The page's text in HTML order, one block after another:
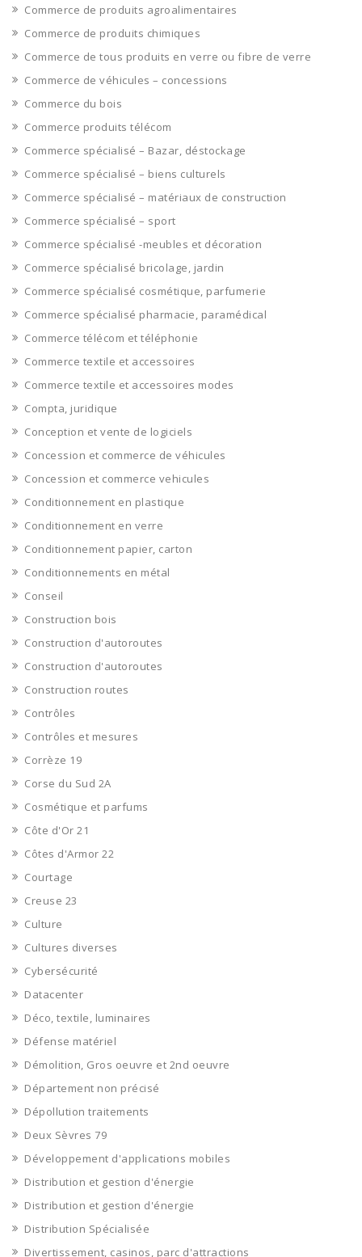
Commerce de produits agroalimentaires
Commerce de produits chimiques
Commerce de tous produits en verre ou fibre de verre
Commerce de véhicules – concessions
Commerce du bois
Commerce produits télécom
Commerce spécialisé – Bazar, déstockage
Commerce spécialisé – biens culturels
Commerce spécialisé – matériaux de construction
Commerce spécialisé – sport
Commerce spécialisé -meubles et décoration
Commerce spécialisé bricolage, jardin
Commerce spécialisé cosmétique, parfumerie
Commerce spécialisé pharmacie, paramédical
Commerce télécom et téléphonie
Commerce textile et accessoires
Commerce textile et accessoires modes
Compta, juridique
Conception et vente de logiciels
Concession et commerce de véhicules
Concession et commerce vehicules
Conditionnement en plastique
Conditionnement en verre
Conditionnement papier, carton
Conditionnements en métal
Conseil
Construction bois
Construction d'autoroutes
Construction d'autoroutes
Construction routes
Contrôles
Contrôles et mesures
Corrèze 19
Corse du Sud 2A
Cosmétique et parfums
Côte d'Or 21
Côtes d'Armor 22
Courtage
Creuse 23
Culture
Cultures diverses
Cybersécurité
Datacenter
Déco, textile, luminaires
Défense matériel
Démolition, Gros oeuvre et 2nd oeuvre
Département non précisé
Dépollution traitements
Deux Sèvres 79
Développement d'applications mobiles
Distribution et gestion d'énergie
Distribution et gestion d'énergie
Distribution Spécialisée
Divertissement, casinos, parc d'attractions